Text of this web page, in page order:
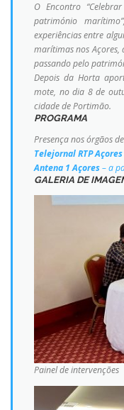
O Encontro
património
experiências entre
marítimas nos Açores,
passando pelo
Depois da Horta
mote, no dia 8 de
cidade de Portimão.
PROGRAMA
Presença nos órgãos
Telejornal RTP Açores
Antena 1 Açores– a
GALERIA DE
Painel de intervenções